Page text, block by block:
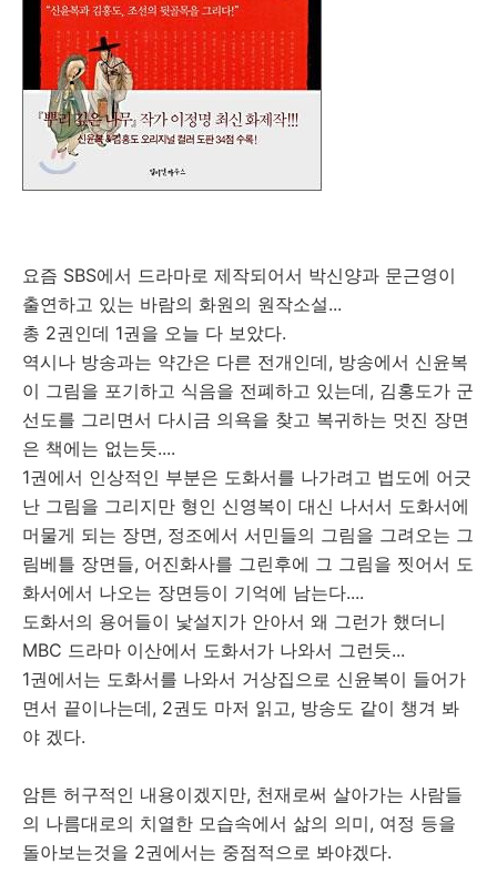
요즘 SBS에서 드라마로 제작되어서 박신양과 문근영이
출연하고 있는 바람의 화원의 원작소설...
총 2권인데 1권을 오늘 다 보았다.
역시나 방송과는 약간은 다른 전개인데, 방송에서 신윤복
이 그림을 포기하고 식음을 전폐하고 있는데, 김홍도가 군
선도를 그리면서 다시금 의욕을 찾고 복귀하는 멋진 장면
은 책에는 없는듯....
1권에서 인상적인 부분은 도화서를 나가려고 법도에 어긋
난 그림을 그리지만 형인 신영복이 대신 나서서 도화서에
머물게 되는 장면, 정조에서 서민들의 그림을 그려오는 그
림베틀 장면들, 어진화사를 그린후에 그 그림을 찟어서 도
화서에서 나오는 장면등이 기억에 남는다....
도화서의 용어들이 낯설지가 안아서 왜 그런가 했더니
MBC 드라마 이산에서 도화서가 나와서 그런듯...
1권에서는 도화서를 나와서 거상집으로 신윤복이 들어가
면서 끝이나는데, 2권도 마저 읽고, 방송도 같이 챙겨 봐
야 겠다.
암튼 허구적인 내용이겠지만, 천재로써 살아가는 사람들
의 나름대로의 치열한 모습속에서 삶의 의미, 여정 등을
돌아보는것을 2권에서는 중점적으로 봐야겠다.